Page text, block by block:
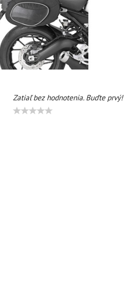
Zatiaľ bez hodnotenia. Buďte prvý!